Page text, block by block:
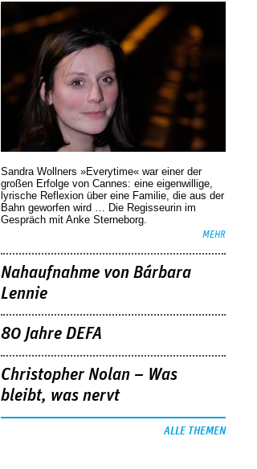
Sandra Wollners »Everytime« war einer der
großen Erfolge von Cannes: eine eigenwillige,
lyrische Reflexion über eine ­Familie, die aus der
Bahn geworfen wird … Die Regisseurin im
Gespräch mit Anke Sterneborg.
MEHR
Nahaufnahme von Bárbara
Lennie
80 Jahre DEFA
Christopher Nolan – Was
bleibt, was nervt
ALLE THEMEN